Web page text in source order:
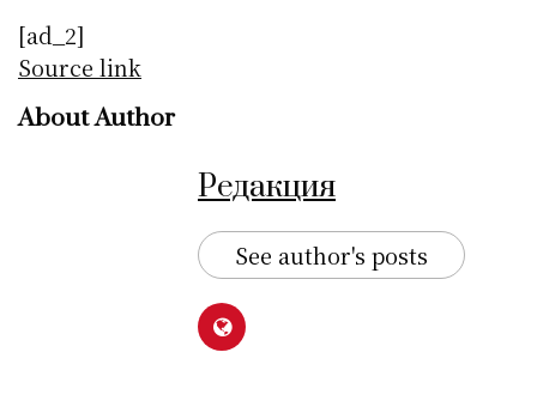
[ad_2]
Source link
About Author
Редакция
See author's posts